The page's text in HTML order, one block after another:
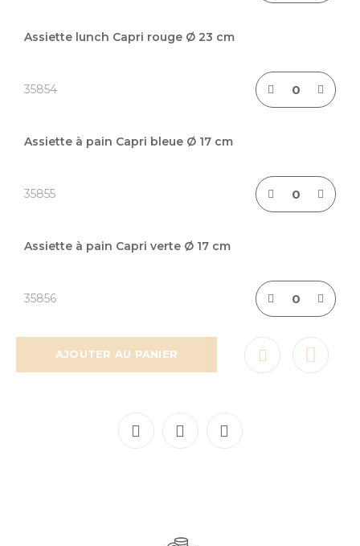
Assiette lunch Capri rouge Ø 23 cm
35854
Assiette à pain Capri bleue Ø 17 cm
35855
Assiette à pain Capri verte Ø 17 cm
35856
AJOUTER AU PANIER